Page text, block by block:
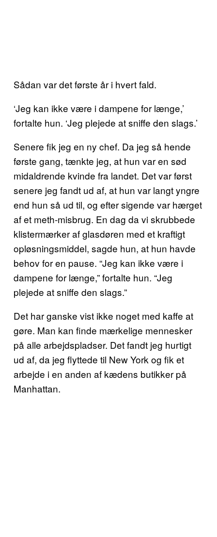
Sådan var det første år i hvert fald.
‘Jeg kan ikke være i dampene for længe,’
fortalte hun. ‘Jeg plejede at sniffe den slags.’
Senere fik jeg en ny chef. Da jeg så hende
første gang, tænkte jeg, at hun var en sød
midaldrende kvinde fra landet. Det var først
senere jeg fandt ud af, at hun var langt yngre
end hun så ud til, og efter sigende var hærget
af et meth-misbrug. En dag da vi skrubbede
klistermærker af glasdøren med et kraftigt
opløsningsmiddel, sagde hun, at hun havde
behov for en pause. “Jeg kan ikke være i
dampene for længe,” fortalte hun. “Jeg
plejede at sniffe den slags.”
Det har ganske vist ikke noget med kaffe at
gøre. Man kan finde mærkelige mennesker
på alle arbejdspladser. Det fandt jeg hurtigt
ud af, da jeg flyttede til New York og fik et
arbejde i en anden af kædens butikker på
Manhattan.